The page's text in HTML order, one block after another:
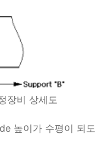
장비 상세도
높이가 수평이 되도